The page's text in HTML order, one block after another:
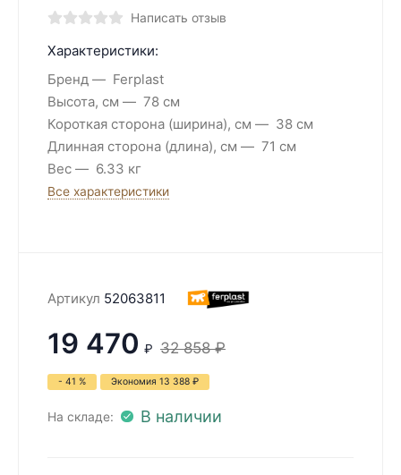
Написать отзыв
Характеристики:
Бренд
Ferplast
Высота, см
78 см
Короткая сторона (ширина), см
38 см
Длинная сторона (длина), см
71 см
Вес
6.33 кг
Все характеристики
Артикул 52063811
19 470 ₽ 32 858 ₽
- 41 % Экономия 13 388 ₽
На складе: В наличии